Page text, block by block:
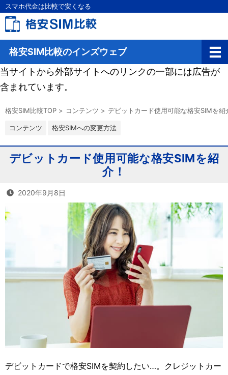
スマホ代金は比較で安くなる
格安SIM比較のインズウェブ
当サイトから外部サイトへのリンクの一部には広告が
含まれています。
格安SIM比較TOP > コンテンツ > デビットカード使用可能な格安SIMを紹
コンテンツ 格安SIMへの変更方法
デビットカード使用可能な格安SIMを紹
介！
2020年9月8日
デビットカードで格安SIMを契約したい…。クレジットカー